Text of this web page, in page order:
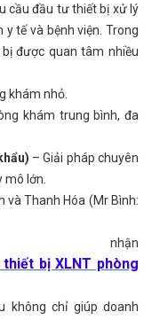
cầu đầu tư thiết bị xử lý
tế và bệnh viện. Trong
được quan tâm nhiều
khám nhỏ.
khám trung bình, đa
– Giải pháp chuyên
lớn.
và Thanh Hóa (Mr Bình:
bị XLNT phòng
không chỉ giúp doanh